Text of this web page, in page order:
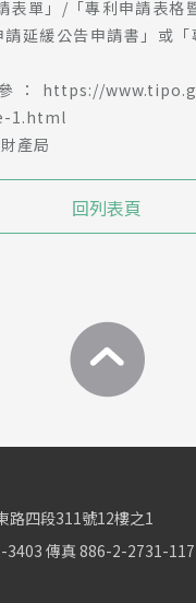
表單」/「專利申請表格
延緩公告申請書」或
： https://
1.html
產局
回列表頁
路四段311號12樓之1
3403傳真 886-2-2731-